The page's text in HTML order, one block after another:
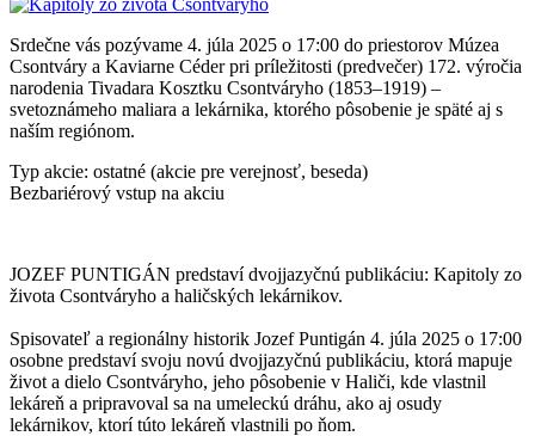
Srdečne vás pozývame 4. júla 2025 o 17:00 do priestorov Múzea
Csontváry a Kaviarne Céder pri príležitosti (predvečer) 172. výročia
narodenia Tivadara Kosztku Csontváryho (1853–1919) –
svetoznámeho maliara a lekárnika, ktorého pôsobenie je späté aj s
naším regiónom.
Typ akcie: ostatné (akcie pre verejnosť, beseda)
Bezbariérový vstup na akciu
JOZEF PUNTIGÁN predstaví dvojjazyčnú publikáciu: Kapitoly zo
života Csontváryho a haličských lekárnikov.
Spisovateľ a regionálny historik Jozef Puntigán 4. júla 2025 o 17:00
osobne predstaví svoju novú dvojjazyčnú publikáciu, ktorá mapuje
život a dielo Csontváryho, jeho pôsobenie v Haliči, kde vlastnil
lekáreň a pripravoval sa na umeleckú dráhu, ako aj osudy
lekárnikov, ktorí túto lekáreň vlastnili po ňom.